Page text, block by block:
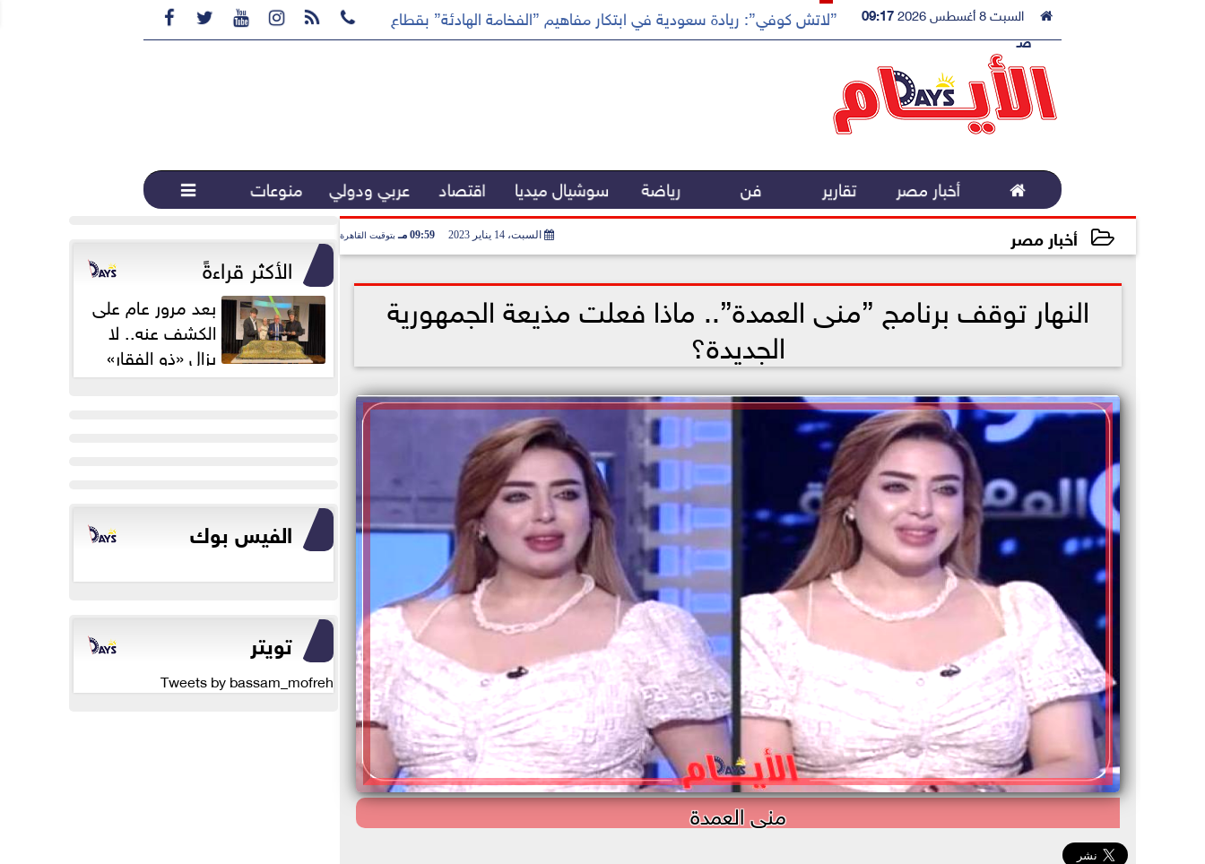
       السبت 8 أغسطس 2026
09:17
صـ
”لاتش كوفي”: ريادة سعودية في ابتكار مفاهيم ”الفخامة الهادئة” بقطاع القهوة المختصة...
 أخبار مصر تقارير فن رياضة سوشيال ميديا اقتصاد عربي ودولي منوعات 
أخبار مصر السبت، 14 يناير 2023 09:59 مـ بتوقيت القاهرة
النهار توقف برنامج ”منى العمدة”.. ماذا فعلت مذيعة الجمهورية
الجديدة؟
منى العمدة
الأكثر قراءةً
بعد مرور عام على
الكشف عنه.. لا
يزال «ذو الفقار»
محور اهتمام...
الفيس بوك
تويتر
Tweets by bassam_mofreh